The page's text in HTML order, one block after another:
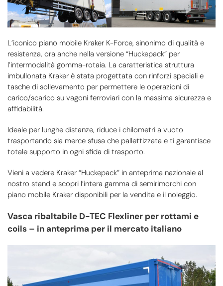
L’iconico piano mobile Kraker K-Force, sinonimo di qualità e
resistenza, ora anche nella versione “Huckepack” per
l’intermodalità gomma-rotaia. La caratteristica struttura
imbullonata Kraker è stata progettata con rinforzi speciali e
tasche di sollevamento per permettere le operazioni di
carico/scarico su vagoni ferroviari con la massima sicurezza e
affidabilità.
Ideale per lunghe distanze, riduce i chilometri a vuoto
trasportando sia merce sfusa che pallettizzata e ti garantisce
totale supporto in ogni sfida di trasporto.
Vieni a vedere Kraker “Huckepack” in anteprima nazionale al
nostro stand e scopri l’intera gamma di semirimorchi con
piano mobile Kraker disponibili per la vendita e il noleggio.
Vasca ribaltabile D-TEC Flexliner per rottami e
coils – in anteprima per il mercato italiano